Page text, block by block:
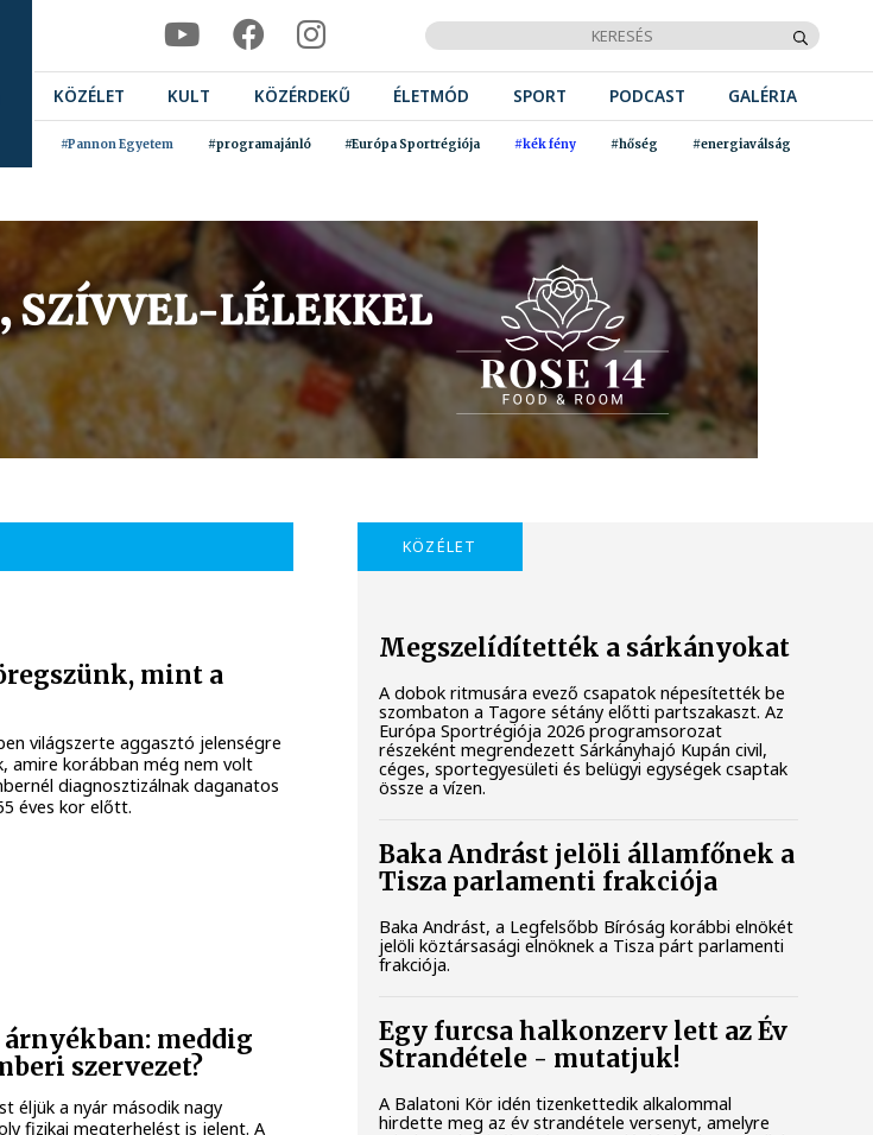
KÖZÉLET KULT KÖZÉRDEKŰ ÉLETMÓD SPORT PODCAST GALÉRIA
#Pannon Egyetem #programajánló #Európa Sportrégiója #kék fény #hőség #energiaválság
mint a
világszerte aggasztó jelenségre
amire korábban még nem volt
diagnosztizálnak daganatos
éves kor előtt.
meddig
szervezet?
éljük a nyár második nagy
fizikai megterhelést is jelent. A
KÖZÉLET
Megszelídítették a sárkányokat
A dobok ritmusára evező csapatok népesítették be
szombaton a Tagore sétány előtti partszakaszt. Az
Európa Sportrégiója 2026 programsorozat
részeként megrendezett Sárkányhajó Kupán civil,
céges, sportegyesületi és belügyi egységek csaptak
össze a vízen.
Baka Andrást jelöli államfőnek a
Tisza parlamenti frakciója
Baka Andrást, a Legfelsőbb Bíróság korábbi elnökét
jelöli köztársasági elnöknek a Tisza párt parlamenti
frakciója.
Egy furcsa halkonzerv lett az Év
Strandétele - mutatjuk!
A Balatoni Kör idén tizenkettedik alkalommal
hirdette meg az év strandétele versenyt, amelyre